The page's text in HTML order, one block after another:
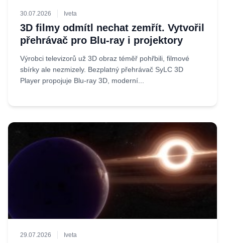
30.07.2026 Iveta
3D filmy odmítl nechat zemřít. Vytvořil
přehrávač pro Blu-ray i projektory
Výrobci televizorů už 3D obraz téměř pohřbili, filmové
sbírky ale nezmizely. Bezplatný přehrávač SyLC 3D
Player propojuje Blu-ray 3D, moderní...
29.07.2026 Iveta